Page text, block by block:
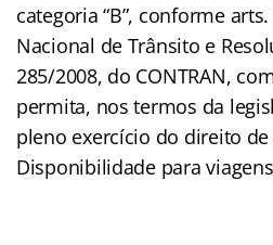
categoria “B”, conforme
Nacional de Trânsito e
285/2008, do CONTRAN,
permita, nos termos da
pleno exercício do direito
Disponibilidade para